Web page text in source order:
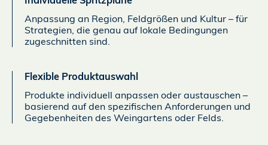
Anpassung an Region, Feldgrößen und Kultur – für
Strategien, die genau auf lokale Bedingungen
zugeschnitten sind.
Flexible Produktauswahl
Produkte individuell anpassen oder austauschen –
basierend auf den spezifischen Anforderungen und
Gegebenheiten des Weingartens oder Felds.